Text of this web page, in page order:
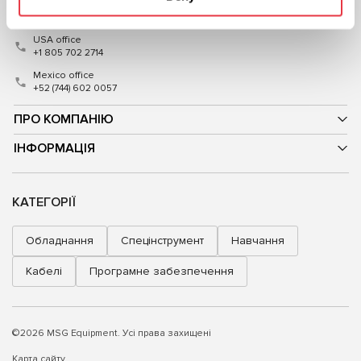
ПРО КОМПАНІЮ
ІНФОРМАЦІЯ
International contacts
USA office
+1 805 702 2714
Mexico office
+52 (744) 602 0057
КАТЕГОРІЇ
Обладнання Спецінструмент Навчання
Кабелі Програмне забезпечення
©2026 MSG Equipment. Усі права захищені